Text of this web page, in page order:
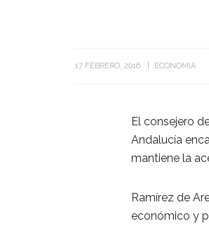
17 FEBRERO, 2016 ECONOMIA
El consejero
Andalucía
mantiene la
Ramírez de
económico y